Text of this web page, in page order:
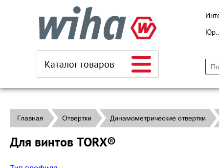
Каталог товаров
Юр.
Главная Отвертки Динамометрические отвертки
Для винтов TORX®